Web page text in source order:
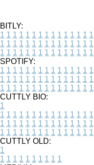
BITLY:
1 1 1 1 1 1 1 1 1 1 1 1 1 1 1
1 1 1 1 1 1 1 1 1 1 1 1 1 1 1
1 1 1 1 1 1 1 1 1 1 1 1 1 1 1
SPOTIFY:
1 1 1 1 1 1 1 1 1 1 1 1 1 1 1
1 1 1 1 1 1 1 1 1 1 1 1 1 1 1
1 1 1 1 1 1 1 1 1 1 1 1 1 1 1
CUTTLY BIO:
1
1 1 1 1 1 1 1 1 1 1 1 1 1 1 1
1 1 1 1 1 1 1 1 1 1 1 1 1 1 1
1 1 1 1 1 1 1 1 1 1 1 1 1 1 1
CUTTLY OLD:
1
1 1 1 1 1 1 1 1 1 1